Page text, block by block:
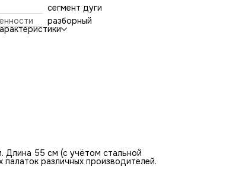
сегмент дуги
разборный
Длина 55 см (с учётом стальной
различных производителей.